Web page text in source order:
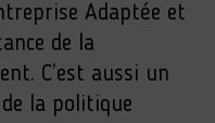
Adaptée et
de la
C’est aussi un
la politique